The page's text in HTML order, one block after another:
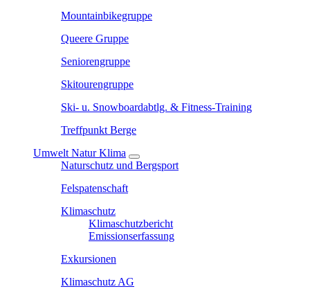
Mountainbikegruppe
Queere Gruppe
Seniorengruppe
Skitourengruppe
Ski- u. Snowboardabtlg. & Fitness-Training
Treffpunkt Berge
Umwelt Natur Klima
Naturschutz und Bergsport
Felspatenschaft
Klimaschutz
Klimaschutzbericht
Emissionserfassung
Exkursionen
Klimaschutz AG